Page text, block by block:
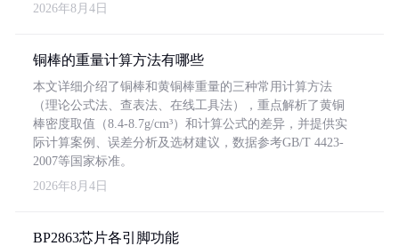
2026年8月4日
铜棒的重量计算方法有哪些
本文详细介绍了铜棒和黄铜棒重量的三种常用计算方法
（理论公式法、查表法、在线工具法），重点解析了黄铜
棒密度取值（8.4-8.7g/cm³）和计算公式的差异，并提供实
际计算案例、误差分析及选材建议，数据参考GB/T 4423-
2007等国家标准。
2026年8月4日
BP2863芯片各引脚功能